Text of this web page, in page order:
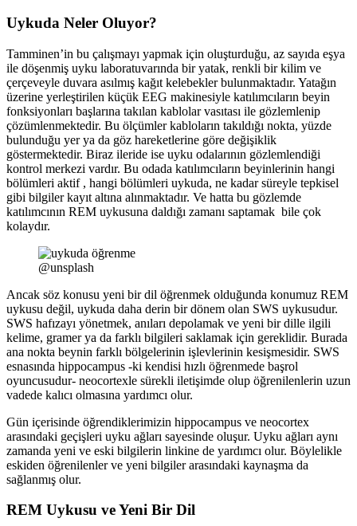
Uykuda Neler Oluyor?
Tamminen’in bu çalışmayı yapmak için oluşturduğu, az sayıda eşya
ile döşenmiş uyku laboratuvarında bir yatak, renkli bir kilim ve
çerçeveyle duvara asılmış kağıt kelebekler bulunmaktadır. Yatağın
üzerine yerleştirilen küçük EEG makinesiyle katılımcıların beyin
fonksiyonları başlarına takılan kablolar vasıtası ile gözlemlenip
çözümlenmektedir. Bu ölçümler kabloların takıldığı nokta, yüzde
bulunduğu yer ya da göz hareketlerine göre değişiklik
göstermektedir. Biraz ileride ise uyku odalarının gözlemlendiği
kontrol merkezi vardır. Bu odada katılımcıların beyinlerinin hangi
bölümleri aktif , hangi bölümleri uykuda, ne kadar süreyle tepkisel
gibi bilgiler kayıt altına alınmaktadır. Ve hatta bu gözlemde
katılımcının REM uykusuna daldığı zamanı saptamak bile çok
kolaydır.
@unsplash
Ancak söz konusu yeni bir dil öğrenmek olduğunda konumuz REM
uykusu değil, uykuda daha derin bir dönem olan SWS uykusudur.
SWS hafızayı yönetmek, anıları depolamak ve yeni bir dille ilgili
kelime, gramer ya da farklı bilgileri saklamak için gereklidir. Burada
ana nokta beynin farklı bölgelerinin işlevlerinin kesişmesidir. SWS
esnasında hippocampus -ki kendisi hızlı öğrenmede başrol
oyuncusudur- neocortexle sürekli iletişimde olup öğrenilenlerin uzun
vadede kalıcı olmasına yardımcı olur.
Gün içerisinde öğrendiklerimizin hippocampus ve neocortex
arasındaki geçişleri uyku ağları sayesinde oluşur. Uyku ağları aynı
zamanda yeni ve eski bilgilerin linkine de yardımcı olur. Böylelikle
eskiden öğrenilenler ve yeni bilgiler arasındaki kaynaşma da
sağlanmış olur.
REM Uykusu ve Yeni Bir Dil